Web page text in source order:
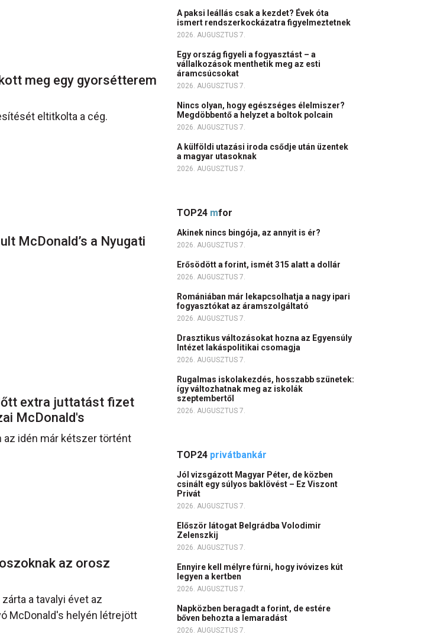
meg egy gyorsétterem
eltitkolta a cég.
McDonald’s a Nyugati
extra juttatást fizet
McDonald's
az idén már kétszer történt
az orosz
a tavalyi évet az
McDonald's helyén létrejött
A paksi leállás csak a kezdet? Évek óta
ismert rendszerkockázatra figyelmeztetnek
2026. AUGUSZTUS 7.
Egy ország figyeli a fogyasztást – a
vállalkozások menthetik meg az esti
áramcsúcsokat
2026. AUGUSZTUS 7.
Nincs olyan, hogy egészséges élelmiszer?
Megdöbbentő a helyzet a boltok polcain
2026. AUGUSZTUS 7.
A külföldi utazási iroda csődje után üzentek
a magyar utasoknak
2026. AUGUSZTUS 7.
TOP24 mfor
Akinek nincs bingója, az annyit is ér?
2026. AUGUSZTUS 7.
Erősödött a forint, ismét 315 alatt a dollár
2026. AUGUSZTUS 7.
Romániában már lekapcsolhatja a nagy ipari
fogyasztókat az áramszolgáltató
2026. AUGUSZTUS 7.
Drasztikus változásokat hozna az Egyensúly
Intézet lakáspolitikai csomagja
2026. AUGUSZTUS 7.
Rugalmas iskolakezdés, hosszabb szünetek:
így változhatnak meg az iskolák
szeptembertől
2026. AUGUSZTUS 7.
TOP24 privátbankár
Jól vizsgázott Magyar Péter, de közben
csinált egy súlyos baklövést – Ez Viszont
Privát
2026. AUGUSZTUS 7.
Először látogat Belgrádba Volodimir
Zelenszkij
2026. AUGUSZTUS 7.
Ennyire kell mélyre fúrni, hogy ivóvizes kút
legyen a kertben
2026. AUGUSZTUS 7.
Napközben beragadt a forint, de estére
bőven behozta a lemaradást
2026. AUGUSZTUS 7.